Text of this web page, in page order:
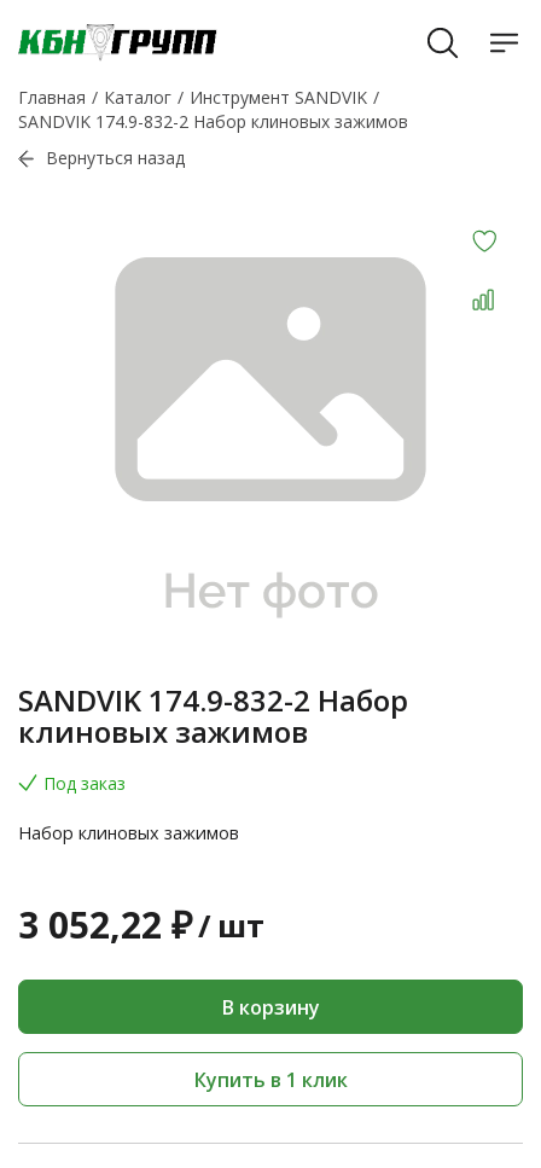
Главная Каталог
Инструмент SANDVIK
SANDVIK 174.9-832-2 Набор клиновых зажимов
Вернуться назад
SANDVIK 174.9-832-2 Набор
клиновых зажимов
Под заказ
Набор клиновых зажимов
3 052,22 ₽/ шт
В корзину
Купить в 1 клик